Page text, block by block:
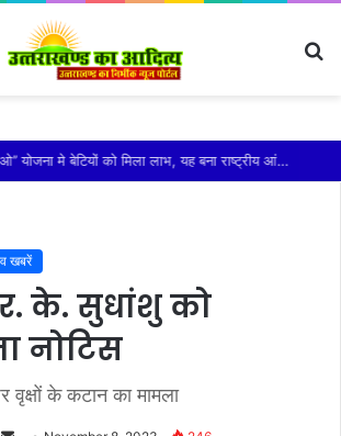
रही है आदि कैलाश परिक्रमा: महाराज
खबरें
के. सुधांशु को
नोटिस
वृक्षों के कटान का मामला